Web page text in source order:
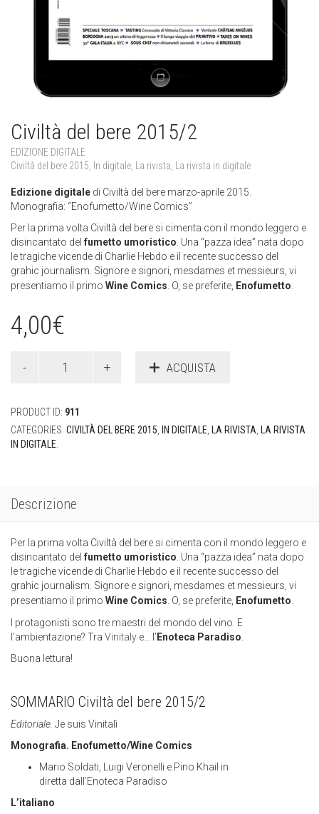
Civiltà del bere 2015/2
EDIZIONE DIGITALE
Civiltà del bere 2015
In digitale La rivista La rivista in digitale
Edizione digitale di Civiltà del bere marzo-aprile 2015.
Monografia: “Enofumetto/Wine Comics”
Per la prima volta Civiltà del bere si cimenta con il mondo leggero e
disincantato del fumetto umoristico . Una “pazza idea” nata dopo
le tragiche vicende di Charlie Hebdo e il recente successo del
grahic journalism. Signore e signori, mesdames et messieurs, vi
presentiamo il primo Wine Comics . O, se preferite, Enofumetto
4,00€
ACQUISTA
PRODUCT ID: 911
CATEGORIES: CIVILTÀ DEL BERE 2015 IN DIGITALE LA RIVISTA
LA RIVISTA
IN DIGITALE
Descrizione
Per la prima volta Civiltà del bere si cimenta con il mondo leggero e
disincantato del fumetto umoristico . Una “pazza idea” nata dopo
le tragiche vicende di Charlie Hebdo e il recente successo del
grahic journalism. Signore e signori, mesdames et messieurs, vi
presentiamo il primo Wine Comics . O, se preferite, Enofumetto
I protagonisti sono tre maestri del mondo del vino. E
l’ambientazione? Tra Vinitaly e… l’ Enoteca Paradiso
Buona lettura!
SOMMARIO Civiltà del bere 2015/2
Editoriale. Je suis Vinitalì
Monografia. Enofumetto/Wine Comics
Mario Soldati, Luigi Veronelli e Pino Khail in
diretta dall’Enoteca Paradiso
L’italiano